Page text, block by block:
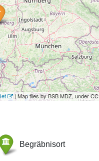
| Map tiles by BSB MDZ, under
Begräbnisort